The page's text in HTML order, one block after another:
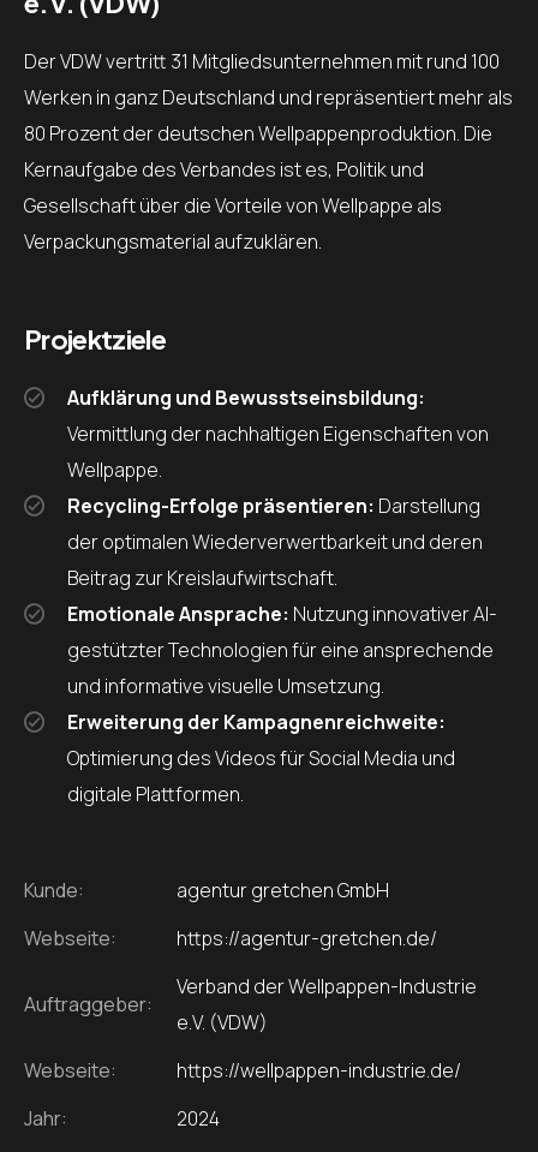
Der VDW vertritt 31 Mitgliedsunternehmen mit rund 100
Werken in ganz Deutschland und repräsentiert mehr als
80 Prozent der deutschen Wellpappenproduktion. Die
Kernaufgabe des Verbandes ist es, Politik und
Gesellschaft über die Vorteile von Wellpappe als
Verpackungsmaterial aufzuklären.
Projektziele
Aufklärung und Bewusstseinsbildung:
Vermittlung der nachhaltigen Eigenschaften von
Wellpappe.
Recycling-Erfolge präsentieren: Darstellung
der optimalen Wiederverwertbarkeit und deren
Beitrag zur Kreislaufwirtschaft.
Emotionale Ansprache: Nutzung innovativer AI-
gestützter Technologien für eine ansprechende
und informative visuelle Umsetzung.
Erweiterung der Kampagnenreichweite:
Optimierung des Videos für Social Media und
digitale Plattformen.
Kunde:
agentur gretchen GmbH
Webseite:
https://agentur-gretchen.de/
Auftraggeber:
Verband der Wellpappen-Industrie
e.V. (VDW)
Webseite:
https://wellpappen-industrie.de/
Jahr:
2024